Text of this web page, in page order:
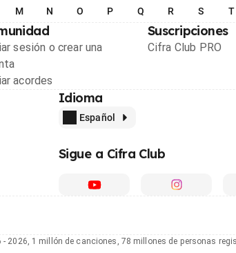
M N O P Q R S T
sesión o crear una
acordes
Suscripciones
Cifra Club PRO
Idioma
Español
Sigue a Cifra Club
- 2026, 1 millón de canciones, 78 millones de personas